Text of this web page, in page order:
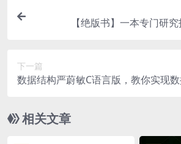
【绝版书】一本专门研
下一篇
数据结构严蔚敏C语言版，教你实现
相关文章